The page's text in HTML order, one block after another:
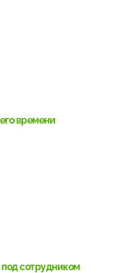
времени
сотрудником